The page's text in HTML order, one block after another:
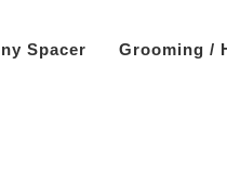
Spacer Grooming /